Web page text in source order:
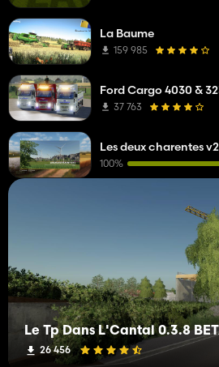
Le Tp Dans L'Cantal 0.3.8
26 456
La Baume
159 985
Ford Cargo 4030 &
37 763
Les deux charentes v2
100%